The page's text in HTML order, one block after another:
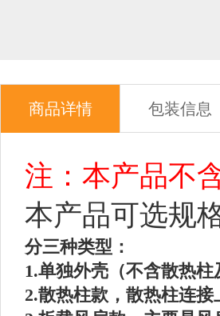
商品详情 包装信息
注：本产品不
本产品可选规
分三种类型：
1.单独外壳（不含散热柱
2.散热柱款，散热柱连